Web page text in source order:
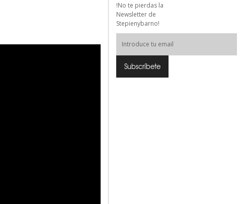
!No te pierdas la
Newsletter de
Stepienybarno!